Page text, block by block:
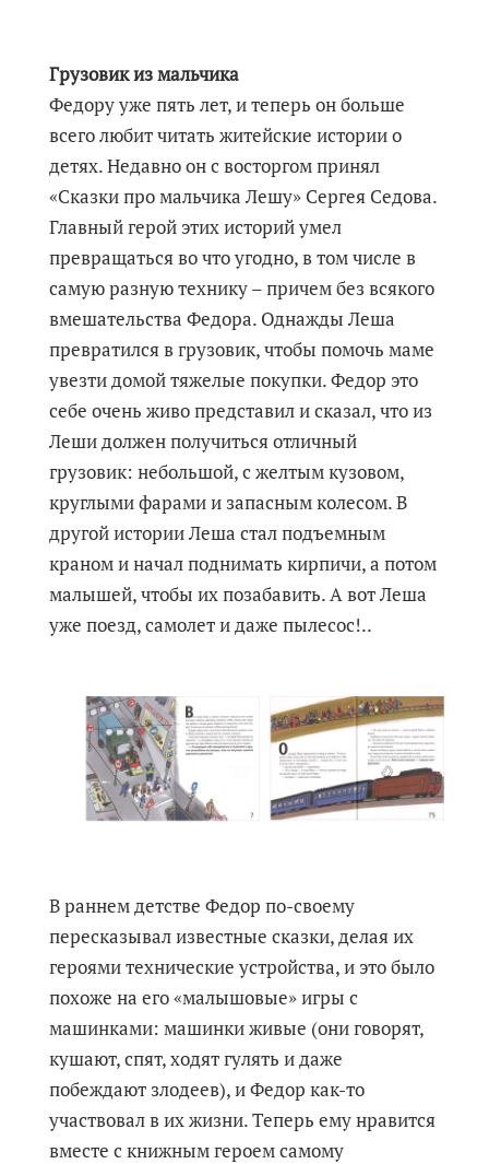
Грузовик из мальчика
Федору уже пять лет, и теперь он больше
всего любит читать житейские истории о
детях. Недавно он с восторгом принял
«Сказки про мальчика Лешу» Сергея Седова.
Главный герой этих историй умел
превращаться во что угодно, в том числе в
самую разную технику – причем без всякого
вмешательства Федора. Однажды Леша
превратился в грузовик, чтобы помочь маме
увезти домой тяжелые покупки. Федор это
себе очень живо представил и сказал, что из
Леши должен получиться отличный
грузовик: небольшой, с желтым кузовом,
круглыми фарами и запасным колесом. В
другой истории Леша стал подъемным
краном и начал поднимать кирпичи, а потом
малышей, чтобы их позабавить. А вот Леша
уже поезд, самолет и даже пылесос!..
В раннем детстве Федор по-своему
пересказывал известные сказки, делая их
героями технические устройства, и это было
похоже на его «малышовые» игры с
машинками: машинки живые (они говорят,
кушают, спят, ходят гулять и даже
побеждают злодеев), и Федор как-то
участвовал в их жизни. Теперь ему нравится
вместе с книжным героем самому